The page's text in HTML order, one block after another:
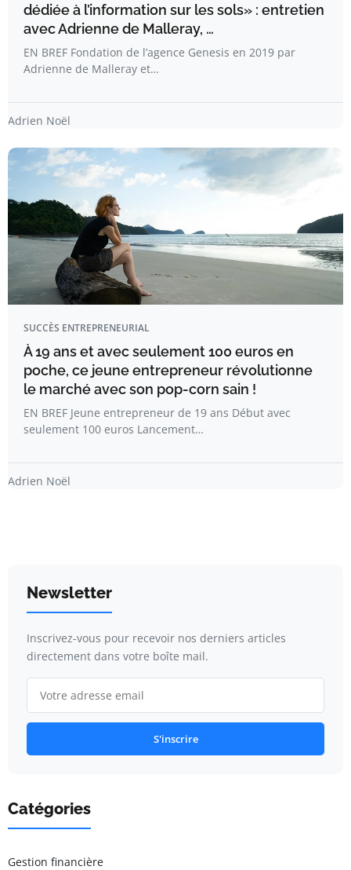
dédiée à l’information sur les sols» : entretien
avec Adrienne de Malleray, …
EN BREF Fondation de l’agence Genesis en 2019 par
Adrienne de Malleray et…
Adrien Noël
SUCCÈS ENTREPRENEURIAL
À 19 ans et avec seulement 100 euros en
poche, ce jeune entrepreneur révolutionne
le marché avec son pop-corn sain !
EN BREF Jeune entrepreneur de 19 ans Début avec
seulement 100 euros Lancement…
Adrien Noël
Newsletter
Inscrivez-vous pour recevoir nos derniers articles
directement dans votre boîte mail.
S'inscrire
Catégories
Gestion financière